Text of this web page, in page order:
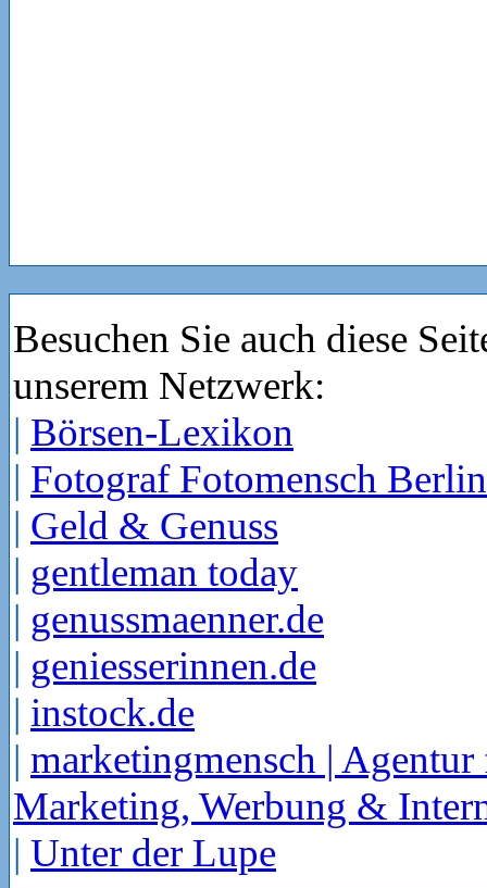
Besuchen Sie auch diese
unserem Netzwerk:
| Börsen-Lexikon
| Fotograf Fotomensch Berlin
| Geld & Genuss
| gentleman today
| genussmaenner.de
| geniesserinnen.de
| instock.de
| marketingmensch | Agentur
Marketing, Werbung &
| Unter der Lupe